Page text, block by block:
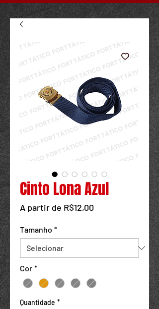
Cinto Lona Azul
A partir de R$12,00 Preço
Tamanho *
Cor *
Quantidade *
Powered by
InnoTech Apps